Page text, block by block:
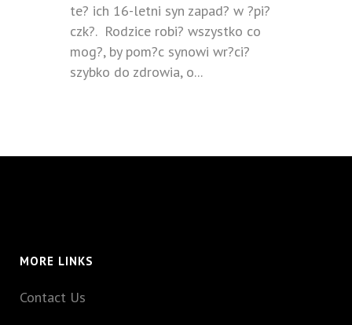
te? ich 16-letni syn zapad? w ?pi?
czk?. Rodzice robi? wszystko co
mog?, by pom?c synowi wr?ci?
szybko do zdrowia, o...
MORE LINKS
Contact Us